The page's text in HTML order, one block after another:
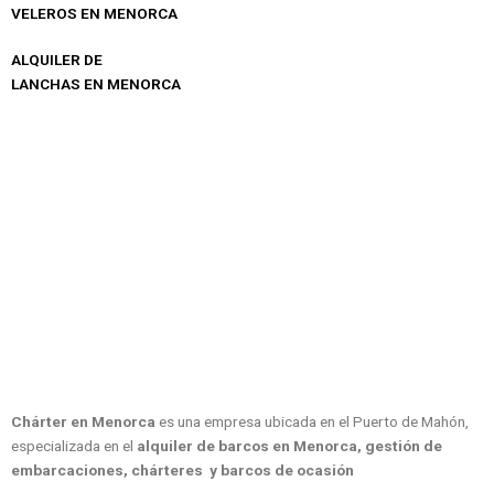
VELEROS EN MENORCA
ALQUILER DE
LANCHAS EN MENORCA
Chárter en Menorca es una empresa ubicada en el Puerto de Mahón,
especializada en el alquiler de barcos en Menorca, gestión de
embarcaciones, chárteres y barcos de ocasión